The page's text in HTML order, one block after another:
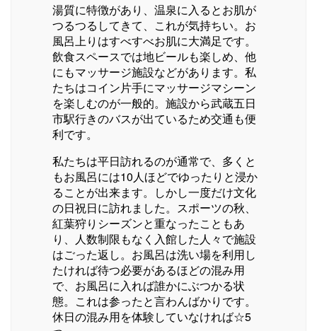
湯質に特徴があり、温泉に入るとお肌が
つるつるしてきて、これが気持ちい。お
風呂上りはすべすべお肌に大満足です。
飲食スペースでは地ビールも楽しめ、他
にもマッサージ施設などがあります。私
たちはコイン片手にマッサージマシーン
を楽しむのが一般的。施設から武蔵五日
市駅行きのバスが出ているため交通も便
利です。
私たちは平日訪れるのが通常で、多くと
もお風呂には10人ほどでゆったりと浸か
ることが出来ます。しかし一度だけ文化
の日祝日に訪れました。スポーツの秋、
紅葉狩りシーズンと重なったこともあ
り、人数制限もなく入館した人々で施設
はごった返し。お風呂は洗い場を利用し
たければ待つ必要があるほどの混み用
で、お風呂に入れば誰かにぶつかる状
態。これは参ったと言わんばかりです。
休日の混み用を体験していなければ☆5